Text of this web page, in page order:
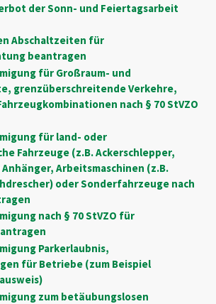
der Sonn- und Feiertagsarbeit
Abschaltzeiten für
beantragen
für Großraum- und
grenzüberschreitende Verkehre,
nach § 70 StVZO
für land- oder
Fahrzeuge (z.B. Ackerschlepper,
Arbeitsmaschinen (z.B.
oder Sonderfahrzeuge nach
nach § 70 StVZO für
Parkerlaubnis,
für Betriebe (zum Beispiel
zum betäubungslosen